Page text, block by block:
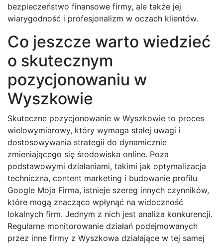
bezpieczeństwo finansowe firmy, ale także jej
wiarygodność i profesjonalizm w oczach klientów.
Co jeszcze warto wiedzieć
o skutecznym
pozycjonowaniu w
Wyszkowie
Skuteczne pozycjonowanie w Wyszkowie to proces
wielowymiarowy, który wymaga stałej uwagi i
dostosowywania strategii do dynamicznie
zmieniającego się środowiska online. Poza
podstawowymi działaniami, takimi jak optymalizacja
techniczna, content marketing i budowanie profilu
Google Moja Firma, istnieje szereg innych czynników,
które mogą znacząco wpłynąć na widoczność
lokalnych firm. Jednym z nich jest analiza konkurencji.
Regularne monitorowanie działań podejmowanych
przez inne firmy z Wyszkowa działające w tej samej